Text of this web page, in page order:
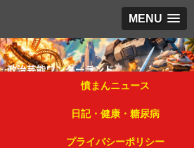
MENU
憤まんニュース
日記・健康・糖尿病
プライバシーポリシー